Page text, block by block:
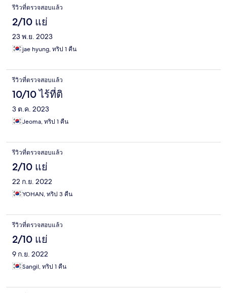
รีวิวที่ตรวจสอบแล้ว
2/10 แย่
23 พ.ย. 2023
jae hyung, ทริป 1 คืน
รีวิวที่ตรวจสอบแล้ว
10/10 ไร้ที่ติ
3 ต.ค. 2023
Jeoma, ทริป 1 คืน
รีวิวที่ตรวจสอบแล้ว
2/10 แย่
22 ก.ย. 2022
YOHAN, ทริป 3 คืน
รีวิวที่ตรวจสอบแล้ว
2/10 แย่
9 ก.ย. 2022
Sangil, ทริป 1 คืน